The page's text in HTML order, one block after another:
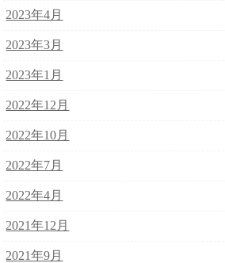
2023年4月
2023年3月
2023年1月
2022年12月
2022年10月
2022年7月
2022年4月
2021年12月
2021年9月